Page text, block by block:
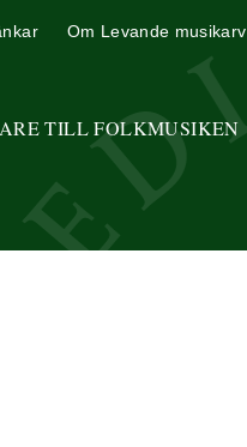
TILL FOLKMUSIKEN
Om Levande musikarv